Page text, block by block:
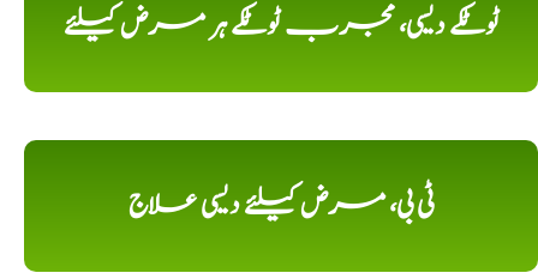
ٹوٹکے دیسی، مجرب ٹوٹکے ہر مرض کیلئے
ٹی بی، مرض کیلئے دیسی علاج